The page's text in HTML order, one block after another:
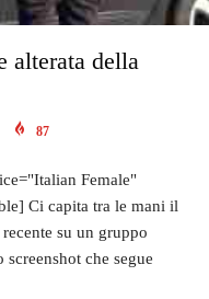
alterata della
87
Female"
Ci capita tra le mani il
su un gruppo
che segue